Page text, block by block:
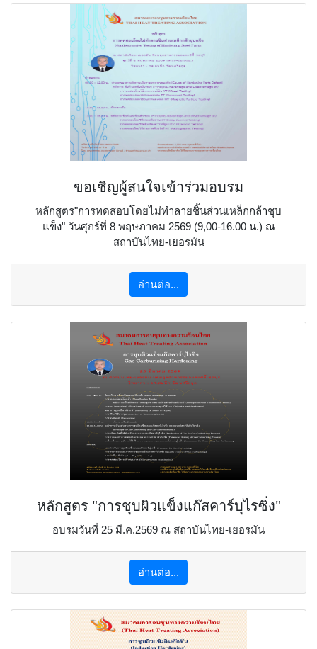
ขอเชิญผู้สนใจเข้าร่วมอบรม
หลักสูตร"การทดสอบโดยไม่ทำลายชิ้นส่วนเหล็กกล้าชุบ
แข็ง" วันศุกร์ที่ 8 พฤษภาคม 2569 (9,00-16.00 น.) ณ
สถาบันไทย-เยอรมัน
อ่านต่อ...
หลักสูตร "การชุบผิวแข็งแก๊สคาร์บุไรซิ่ง"
อบรมวันที่ 25 มี.ค.2569 ณ สถาบันไทย-เยอรมัน
อ่านต่อ...